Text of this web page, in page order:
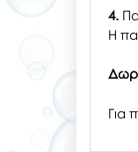
4.
H
Για